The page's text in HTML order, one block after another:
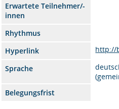
Erwartete Teilnehmer/-
innen
Rhythmus
Hyperlink
http://
Sprache
Belegungsfrist